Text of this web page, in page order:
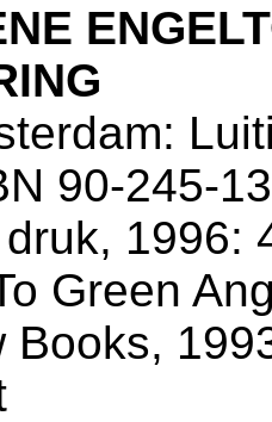
90-245-
1996:
Green
Books,